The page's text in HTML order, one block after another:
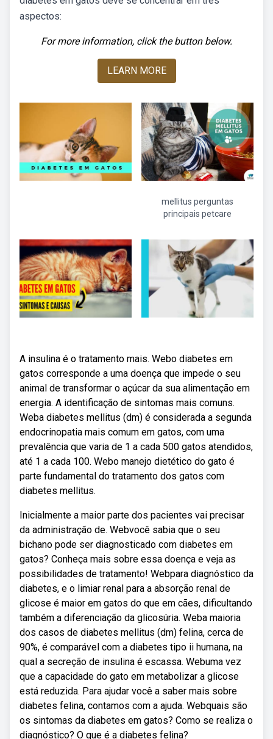
aspectos:
For more information, click the button below.
LEARN MORE
mellitus perguntas
principais petcare
A insulina é o tratamento mais. Webo diabetes em
gatos corresponde a uma doença que impede o seu
animal de transformar o açúcar da sua alimentação em
energia. A identificação de sintomas mais comuns.
Weba diabetes mellitus (dm) é considerada a segunda
endocrinopatia mais comum em gatos, com uma
prevalência que varia de 1 a cada 500 gatos atendidos,
até 1 a cada 100. Webo manejo dietético do gato é
parte fundamental do tratamento dos gatos com
diabetes mellitus.
Inicialmente a maior parte dos pacientes vai precisar
da administração de. Webvocê sabia que o seu
bichano pode ser diagnosticado com diabetes em
gatos? Conheça mais sobre essa doença e veja as
possibilidades de tratamento! Webpara diagnóstico da
diabetes, e o limiar renal para a absorção renal de
glicose é maior em gatos do que em cães, dificultando
também a diferenciação da glicosúria. Weba maioria
dos casos de diabetes mellitus (dm) felina, cerca de
90%, é comparável com a diabetes tipo ii humana, na
qual a secreção de insulina é escassa. Webuma vez
que a capacidade do gato em metabolizar a glicose
está reduzida. Para ajudar você a saber mais sobre
diabetes felina, contamos com a ajuda. Webquais são
os sintomas da diabetes em gatos? Como se realiza o
diagnóstico? O que é a diabetes felina?